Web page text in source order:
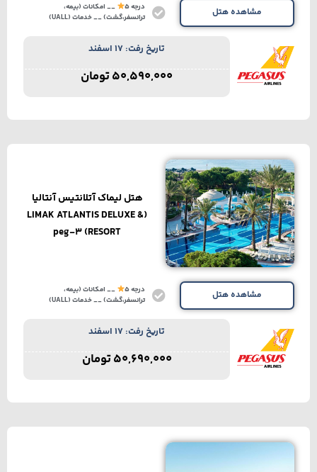
مشاهده هتل درجه 5
__ امکانات (بیمه،
ترانسفر،گشت) __ خدمات (UALL)
تاریخ رفت: 17 اسفند
50,590,000تومان
هتل لیماک آتلانتیس آنتالیا
(LIMAK ATLANTIS DELUXE &
RESORT) peg-3
مشاهده هتل درجه 5
__ امکانات (بیمه،
ترانسفر،گشت) __ خدمات (UALL)
تاریخ رفت: 17 اسفند
50,690,000تومان